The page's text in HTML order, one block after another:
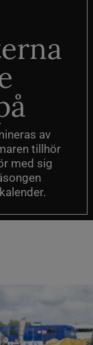
av
tillhör
med sig